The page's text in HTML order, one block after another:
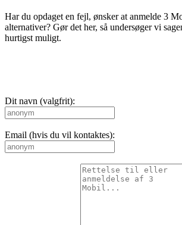
Har du opdaget en fejl, ønsker at anmelde 3
alternativer? Gør det her, så undersøger vi
hurtigst muligt.
Dit navn (valgfrit):
Email (hvis du vil kontaktes):